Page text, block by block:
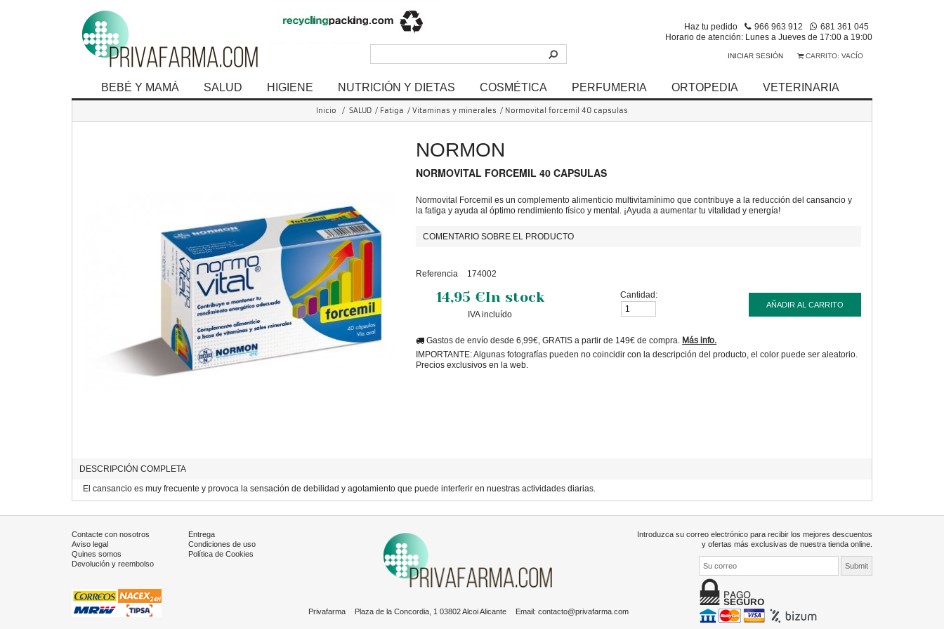
Haz tu pedido 966 963 912
681 361 045
Horario de atención: Lunes a Jueves de 17:00 a 19:00
CARRITO: VACÍO
INICIAR SESIÓN
BEBÉ Y MAMÁ SALUD HIGIENE NUTRICIÓN Y DIETAS COSMÉTICA PERFUMERIA ORTOPEDIA VETERINARIA
Inicio / SALUD / Fatiga / Vitaminas y minerales / Normovital forcemil 40 capsulas
NORMON
NORMOVITAL FORCEMIL 40 CAPSULAS
Normovital Forcemil es un complemento alimenticio multivitamínimo que contribuye a la reducción del cansancio y
la fatiga y ayuda al óptimo rendimiento físico y mental. ¡Ayuda a aumentar tu vitalidad y energía!
COMENTARIO SOBRE EL PRODUCTO
Referencia 174002
14,95 €In stock
IVA incluído
Cantidad:
AÑADIR AL CARRITO
Gastos de envío desde 6,99€, GRATIS a partir de 149€ de compra. Más info.
IMPORTANTE: Algunas fotografías pueden no coincidir con la descripción del producto, el color puede ser aleatorio.
Precios exclusivos en la web.
DESCRIPCIÓN COMPLETA
El cansancio es muy frecuente y provoca la sensación de debilidad y agotamiento que puede interferir en nuestras actividades diarias.
Contacte con nosotros
Entrega
Aviso legal
Condiciones de uso
Quines somos
Política de Cookies
Devolución y reembolso
Introduzca su correo electrónico para recibir los mejores descuentos
y ofertas más exclusivas de nuestra tienda online.
Privafarma Plaza de la Concordia, 1 03802 Alcoi Alicante Email: contacto@privafarma.com